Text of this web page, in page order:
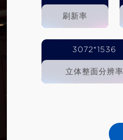
刷新率
3072*1536
立体整面分辨率